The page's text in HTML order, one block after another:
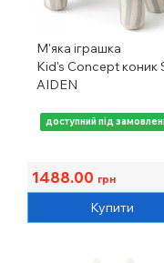
М'яка іграшка
Kid's Concept коник
AIDEN
доступний під
1488.00 грн
Купити